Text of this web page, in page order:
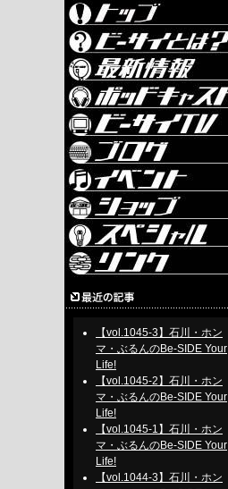
【vol.1045-3】石川・ホン
マ・ぶるんのBe-SIDE Your
Life!
【vol.1045-2】石川・ホン
マ・ぶるんのBe-SIDE Your
Life!
【vol.1045-1】石川・ホン
マ・ぶるんのBe-SIDE Your
Life!
【vol.1044-3】石川・ホン